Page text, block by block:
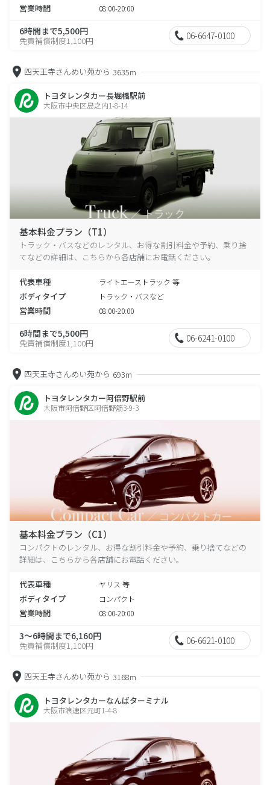
営業時間 08:00-20:00
6時間まで5,500円
免責補償制度1,100円 06-6647-0100
四天王寺さんめい苑から 3635m
トヨタレンタカー長堀橋駅前
大阪市中央区島之内1-8-14
基本料金プラン（T1）
トラック・バスなどのレンタル、お得な割引料金や予約、乗り捨
てなどの詳細は、こちらから各店舗にお電話ください。
代表車種 ライトエーストラック 等
ボディタイプ トラック・バスなど
営業時間 08:00-20:00
6時間まで5,500円
免責補償制度1,100円 06-6241-0100
四天王寺さんめい苑から 693m
トヨタレンタカー阿倍野駅前
大阪市阿倍野区阿倍野筋3-9-3
基本料金プラン（C1）
コンパクトのレンタル、お得な割引料金や予約、乗り捨てなどの
詳細は、こちらから各店舗にお電話ください。
代表車種 ヤリス 等
ボディタイプ コンパクト
営業時間 08:00-20:00
3～6時間まで6,160円
免責補償制度1,100円 06-6621-0100
四天王寺さんめい苑から 3168m
トヨタレンタカーなんばターミナル
大阪市浪速区元町1-4-8